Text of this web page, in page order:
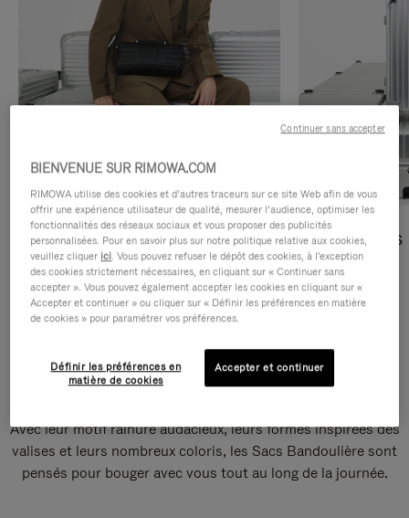
Sacs Bandoulière
DÉCOUVRIR
Sacs Cabas
DÉCOUVRIR
Sacs Bandoulière Groove
Avec leur motif rainuré audacieux, leurs formes inspirées des
valises et leurs nombreux coloris, les Sacs Bandoulière sont
pensés pour bouger avec vous tout au long de la journée.
BIENVENUE SUR RIMOWA.COM
RIMOWA utilise des cookies et d’autres traceurs sur ce site Web afin de vous
offrir une expérience utilisateur de qualité, mesurer l’audience, optimiser les
fonctionnalités des réseaux sociaux et vous proposer des publicités
personnalisées. Pour en savoir plus sur notre politique relative aux cookies,
veuillez cliquer ici. Vous pouvez refuser le dépôt des cookies, à l'exception
des cookies strictement nécessaires, en cliquant sur « Continuer sans
accepter ». Vous pouvez également accepter les cookies en cliquant sur «
Accepter et continuer » ou cliquer sur « Définir les préférences en matière
de cookies » pour paramétrer vos préférences.
Définir les préférences en
matière de cookies
Accepter et continuer
Continuer sans accepter